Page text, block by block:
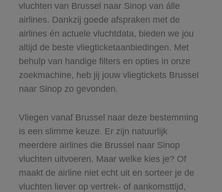
vluchten van Brussel naar Sinop van álle
airlines. Dankzij goede afspraken met de
airlines én actuele vluchtdata, bieden we jou
altijd de beste vliegticketaanbiedingen. Met
behulp van handige filters en opties in onze
zoekmachine, heb jij jouw vliegtickets Brussel
naar Sinop zo gevonden.
Vliegen vanaf Brussel naar deze bestemming
is een slimme keuze. Er zijn natuurlijk
meerdere airlines die Brussel naar Sinop
vluchten uitvoeren. Maar welke kies je? Of
maakt de airline niet echt uit en sorteer je de
vluchten liever op vertrek- of aankomsttijd,